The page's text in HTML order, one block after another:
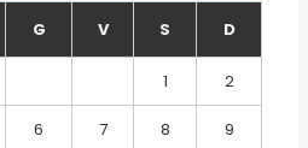
G V S D
1 2
6 7 8 9